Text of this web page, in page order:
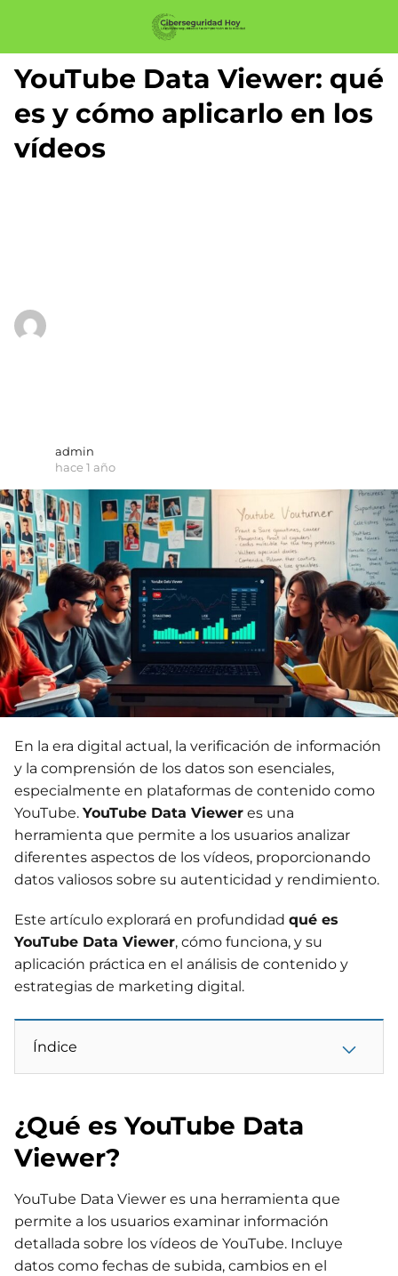
YouTube Data Viewer: qué
es y cómo aplicarlo en los
vídeos
admin
hace 1 año
En la era digital actual, la verificación de información
y la comprensión de los datos son esenciales,
especialmente en plataformas de contenido como
YouTube. YouTube Data Viewer es una
herramienta que permite a los usuarios analizar
diferentes aspectos de los vídeos, proporcionando
datos valiosos sobre su autenticidad y rendimiento.
Este artículo explorará en profundidad qué es
YouTube Data Viewer, cómo funciona, y su
aplicación práctica en el análisis de contenido y
estrategias de marketing digital.
Índice
¿Qué es YouTube Data
Viewer?
YouTube Data Viewer es una herramienta que
permite a los usuarios examinar información
detallada sobre los vídeos de YouTube. Incluye
datos como fechas de subida, cambios en el